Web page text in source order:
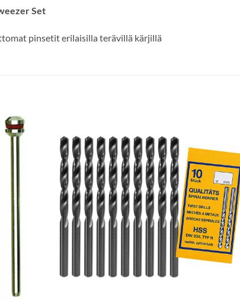
Set
pinsetit erilaisilla terävillä kärjillä